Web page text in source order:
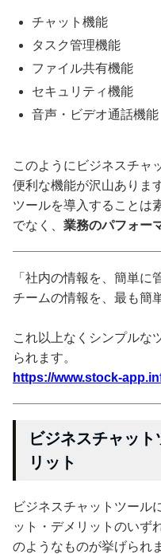
チャット機能
タスク管理機能
ファイル共有機能
セキュリティ機能
音声・ビデオ通話機能
このようにビジネスチャ
便利な機能が沢山ありま
ツールを導入することは
でなく、 業務のパフォー
「社内の情報を、簡単に
チームの情報を、最も簡
これ以上なくシンプルな
られます。
https://www.stock-
ビジネスチャッ
リット
ビジネスチャットツール
ット・デメリットのいず
のようなものが挙げられ